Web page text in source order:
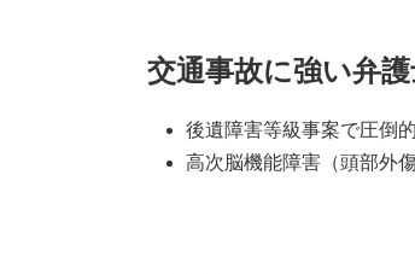
交通事故に強い弁
後遺障害等級事案で圧倒
高次脳機能障害（頭部外